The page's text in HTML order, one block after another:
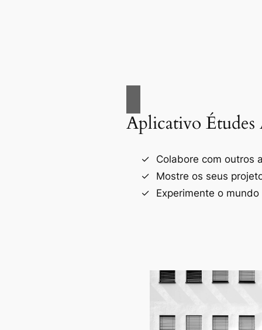
Aplicativo
Colabore com outros
Mostre os seus
Experimente o